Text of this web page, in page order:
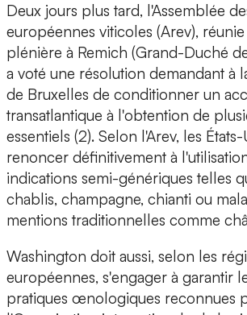
Deux jours plus tard, l'Assemblée
européennes viticoles (Arev),
plénière à Remich (Grand-Duché
a voté une résolution demandant à
de Bruxelles de conditionner un
transatlantique à l'obtention de
essentiels (2). Selon l'Arev, les
renoncer définitivement à
indications semi-génériques telles
chablis, champagne, chianti ou
mentions traditionnelles comme
Washington doit aussi, selon les
européennes, s'engager à garantir
pratiques œnologiques reconnues